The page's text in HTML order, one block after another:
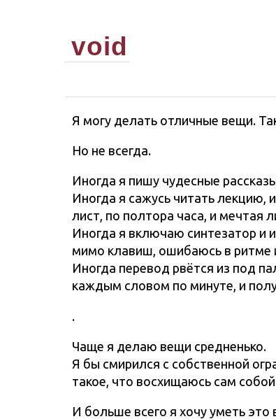
void
Я могу делать отличные вещи.
Но не всегда.
Иногда я пишу чудесные
Иногда я сажусь читать лекцию,
лист, по полтора часа, и мечтая
Иногда я включаю синтезатор и
мимо клавиш, ошибаюсь в ритме
Иногда перевод рвётся из под
каждым словом по минуте, и
.
Чаще я делаю вещи средненько.
Я бы смирился с собственной
такое, что восхищаюсь сам
И больше всего я хочу уметь это